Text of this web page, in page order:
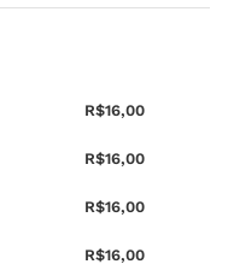
R$16,00
R$16,00
R$16,00
R$16,00